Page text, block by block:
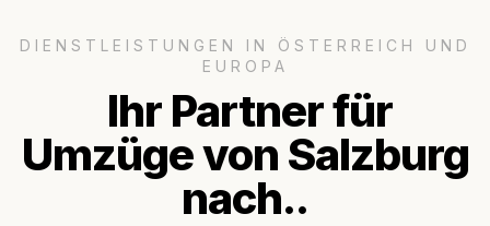
DIENSTLEISTUNGEN IN ÖSTERREICH UND
EUROPA
Ihr Partner für
Umzüge von Salzburg
nach..